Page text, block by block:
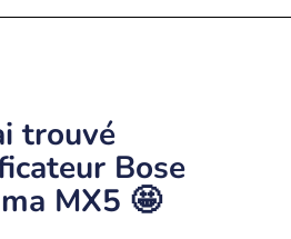
trouvé
Bose
MX5 🤩